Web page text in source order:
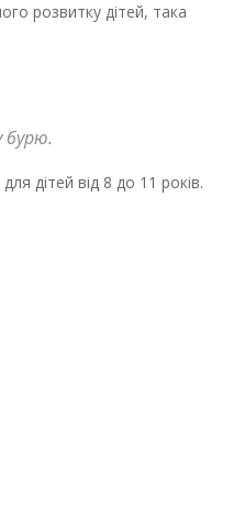
розвитку дітей, така
бурю.
дітей від 8 до 11 років.